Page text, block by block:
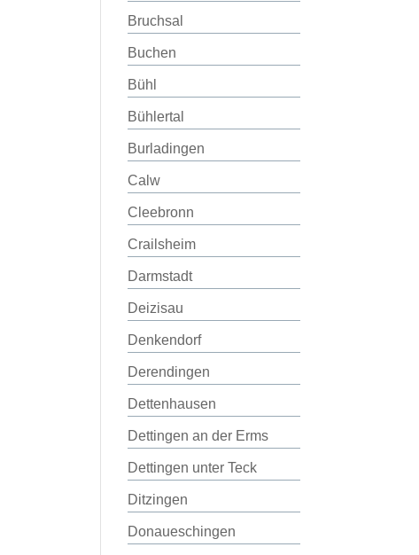
Bruchsal
Buchen
Bühl
Bühlertal
Burladingen
Calw
Cleebronn
Crailsheim
Darmstadt
Deizisau
Denkendorf
Derendingen
Dettenhausen
Dettingen an der Erms
Dettingen unter Teck
Ditzingen
Donaueschingen